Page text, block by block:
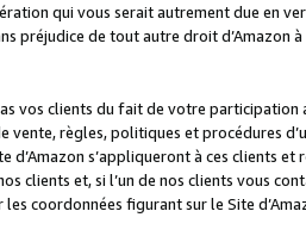
qui vous serait autrement due en
préjudice de tout autre droit
vos clients du fait de votre
vente, règles, politiques et procédures
d’Amazon s’appliqueront à ces clients
clients et, si l’un de nos clients vous
coordonnées figurant sur le Site